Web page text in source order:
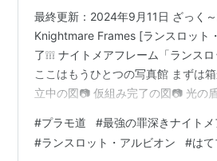
最終更新：2024年9月11日 ざっく
Knightmare Frames [ランスロット
了❕❕❕ ナイトメアフレーム「ランス
ここはもうひとつの写真館 まずは
立中の図📷 仮組み完了の図📷 光の
一丁📷 Knightmare Frames [ランス
組立完了❕❕❕ ナイトメアフレーム「
#プラモ道 #最強の罪深きナイトメ
#ランスロット・アルビオン #はて